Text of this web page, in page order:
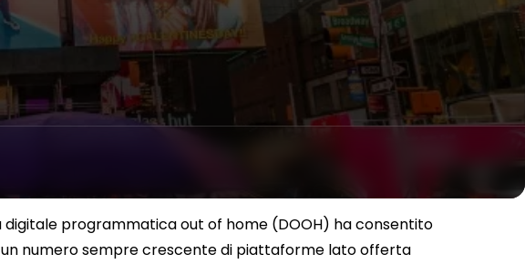
programmatica out of home (DOOH) ha consentito
numero sempre crescente di piattaforme lato offerta